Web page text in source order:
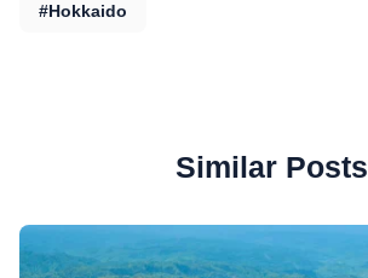
#Hokkaido
Similar Posts